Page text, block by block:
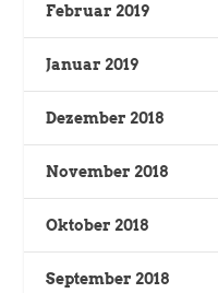
Februar 2019
Januar 2019
Dezember 2018
November 2018
Oktober 2018
September 2018